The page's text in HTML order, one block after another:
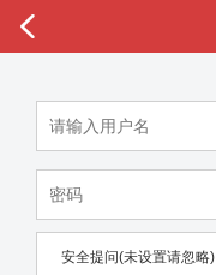
安全提问(未设置请忽略)